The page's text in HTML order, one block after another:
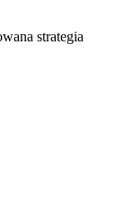
strategia